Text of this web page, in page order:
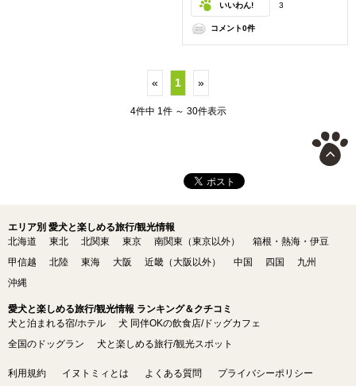
いいわん! 3
コメント0件
« 1 »
4件中 1件 ～ 30件表示
エリア別 愛犬と楽しめる旅行/観光情報
北海道
東北 北関東 東京 南関東（東京以外）
箱根・熱海・伊豆
甲信越
北陸 東海 大阪 近畿（大阪以外） 中国 四国
九州
沖縄
愛犬と楽しめる旅行/観光情報 ランキング＆クチコミ
犬と泊まれる宿/ホテル
犬 同伴OKの飲食店/ドッグカフェ
全国のドッグラン
犬と楽しめる旅行/観光スポット
利用規約 イヌトミィとは よくある質問 プライバシーポリシー